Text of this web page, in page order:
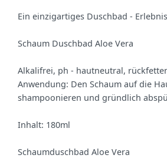
Ein einzigartiges Duschbad -
Schaum Duschbad Aloe Vera
Alkalifrei, ph - hautneutral,
Anwendung: Den Schaum auf die
shampoonieren und gründlich
Inhalt: 180ml
Schaumduschbad Aloe Vera